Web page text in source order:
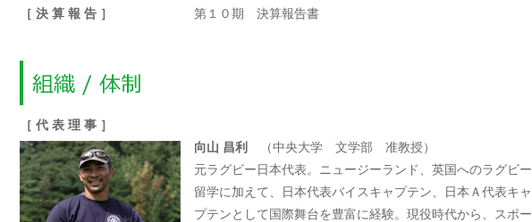
［ 決 算 報 告 ］ 第１０期 決算報告書
［ 代 表 理 事 ］
向山 昌利
（中央大学 文学部 准教授）
元ラグビー日本代表。ニュージーランド、英国へのラグビー
留学に加えて、日本代表バイスキャプテン、日本Ａ代表キャ
プテンとして国際舞台を豊富に経験。現役時代から、スポー